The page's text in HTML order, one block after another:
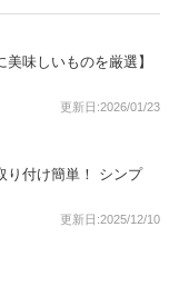
味しいものを厳選】
更新日:2026/01/23
り付け簡単！ シンプ
更新日:2025/12/10